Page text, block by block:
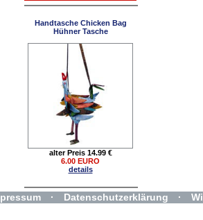
Handtasche Chicken Bag
Hühner Tasche
alter Preis 14.99 €
6.00 EURO
details
· Datenschutzerklärung ·